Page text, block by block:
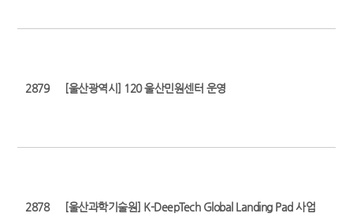
2879 [울산광역시] 120 울산민원센터 운영
2878 [울산과학기술원] K-DeepTech Global Landing Pad 사업